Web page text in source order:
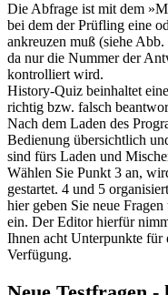
Die Abfrage ist mit dem
bei dem der Prüfling eine
ankreuzen muß (siehe
da nur die Nummer der
kontrolliert wird.
History-Quiz beinhaltet
richtig bzw. falsch
Nach dem Laden des
Bedienung übersichtlich
sind fürs Laden und
Wählen Sie Punkt 3 an,
gestartet. 4 und 5
hier geben Sie neue
ein. Der Editor hierfür
Ihnen acht Unterpunkte für
Verfügung.